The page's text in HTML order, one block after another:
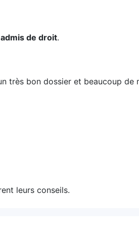
admis de droit.
très bon dossier et beaucoup de
leurs conseils.